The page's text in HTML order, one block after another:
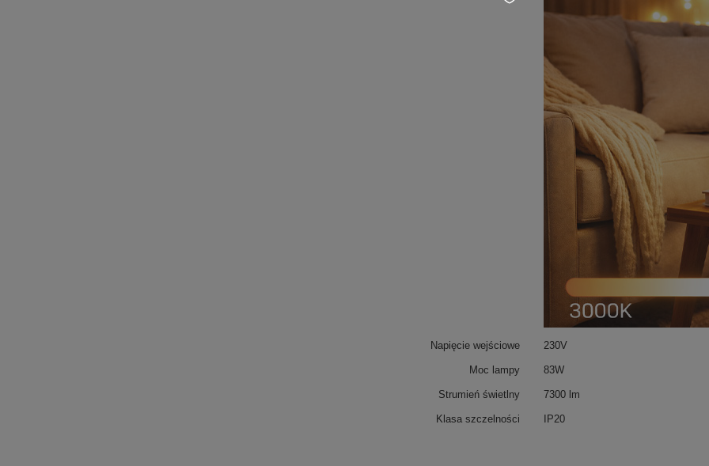
Napięcie wejściowe 230V
Moc lampy 83W
Strumień świetlny 7300 lm
Klasa szczelności IP20